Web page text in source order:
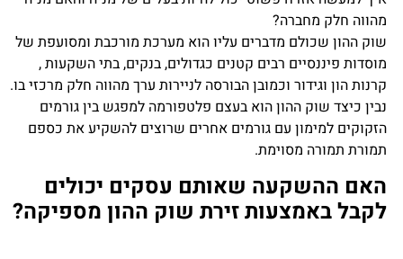
מהווה חלק מחברה?
שוק ההון שכולם מדברים עליו הוא מערכת מורכבת ומסועפת של
מוסדות פיננסיים רבים קטנים כגדולים, בנקים, בתי השקעות ,
קרנות הון וגידור וכמובן הבורסה לניירות ערך מהווה חלק מרכזי בו.
נבין כיצד שוק ההון הוא בעצם פלטפורמה למפגש בין גורמים
הזקוקים למימון עם גורמים אחרים שרוצים להשקיע את כספם
תמורת תמורה מסוימת.
האם ההשקעה שאותם עסקים יכולים
לקבל באמצעות זירת שוק ההון מספיקה?